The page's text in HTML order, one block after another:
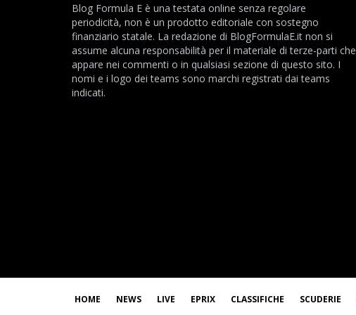
Blog Formula E è una testata online senza regolare
periodicità, non è un prodotto editoriale con sostegno
finanziario statale. La redazione di BlogFormulaE.it non si
assume alcuna responsabilità per il materiale di terze-parti che
appare nei commenti o in qualsiasi sezione di questo sito. I
nomi e i logo dei teams sono marchi registrati dai teams
indicati.
HOME NEWS LIVE EPRIX CLASSIFICHE SCUDERIE